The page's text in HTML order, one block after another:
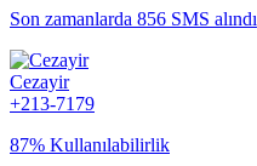
Son zamanlarda 856 SMS alındı
Cezayir
+213-7179
87% Kullanılabilirlik